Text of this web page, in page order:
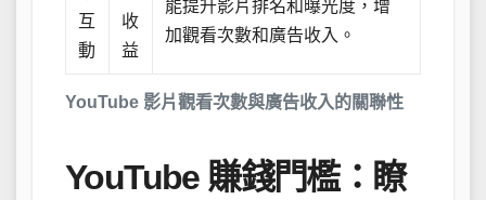
YouTube 影片觀看次數與廣告收入的關聯性
互
動
收
益
能提升影片排名和曝光度，增
加觀看次數和廣告收入。
YouTube 賺錢門檻：瞭